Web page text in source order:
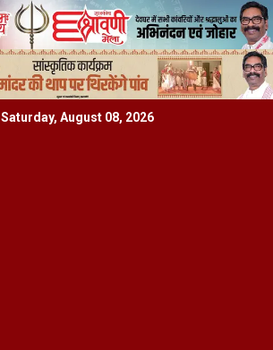
Saturday, August 08, 2026